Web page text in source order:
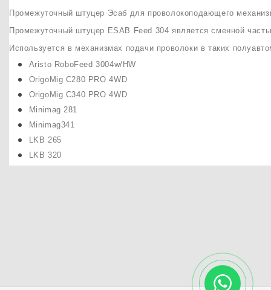
Промежуточный штуцер Эсаб для проволокоподающего
Промежуточный штуцер ESAB Feed 304 является сменной
Используется в механизмах подачи проволоки в таких
Aristo RoboFeed 3004w/HW
OrigoMig C280 PRO 4WD
OrigoMig C340 PRO 4WD
Minimag 281
Minimag341
LKB 265
LKB 320